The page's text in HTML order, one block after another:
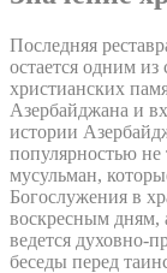
Последняя
остается одним
христианских
Азербайджана и
истории
популярностью не
мусульман,
Богослужения в
воскресным дням,
ведется духовно-
беседы перед